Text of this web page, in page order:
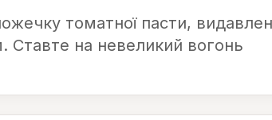
томатної пасти,
Ставте на невеликий вогонь